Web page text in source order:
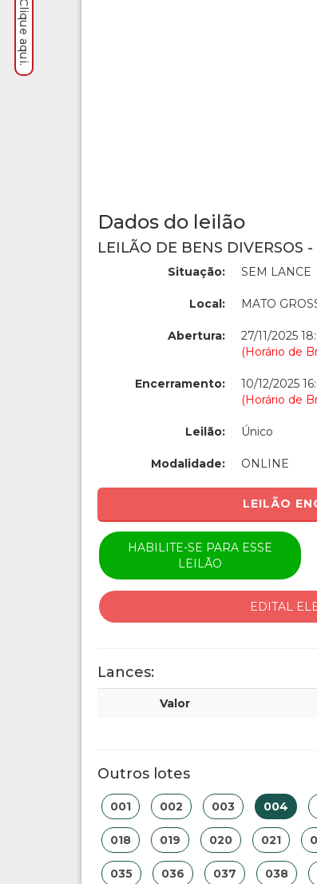
Dados do leilão
LEILÃO DE BENS DIVERSOS
Situação: SEM LANCE
Local: MATO
Abertura:
27/11/2025
(Horário de
Encerramento:
10/12/2025
(Horário de
Leilão: Único
Modalidade: ONLINE
LEILÃO
HABILITE-SE PARA ESSE
LEILÃO
EDITAL
Lances:
Valor
Outros lotes
001 002 003 004
018 019 020 021
035 036 037 038